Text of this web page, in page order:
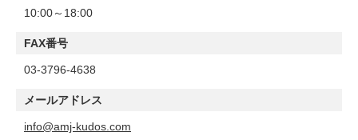
10:00～18:00
FAX番号
03-3796-4638
メールアドレス
info@amj-kudos.com